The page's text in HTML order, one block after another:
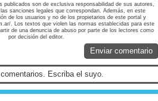
publicados son de exclusiva responsabilidad de sus autores,
sanciones legales que correspondan. Además, en este
de los usuarios y no de los propietarios de este portal y
. Los textos que violen las normas establecidas para este
de una denuncia de abuso por parte de los lectores como
por decisión del editor.
Enviar comentario
Escriba el suyo.